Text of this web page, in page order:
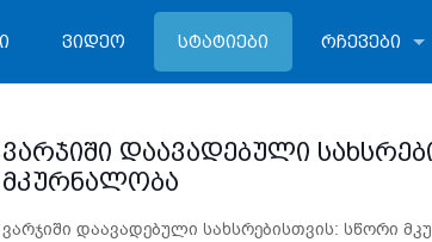
ვიდეო სტატიები რჩევები
ვარჯიში დაავადებული
მკურნალობა
ვარჯიში დაავადებული სახსრებისთვის: სწორი